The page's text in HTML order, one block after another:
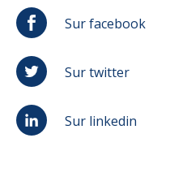
Sur facebook
Sur twitter
Sur linkedin